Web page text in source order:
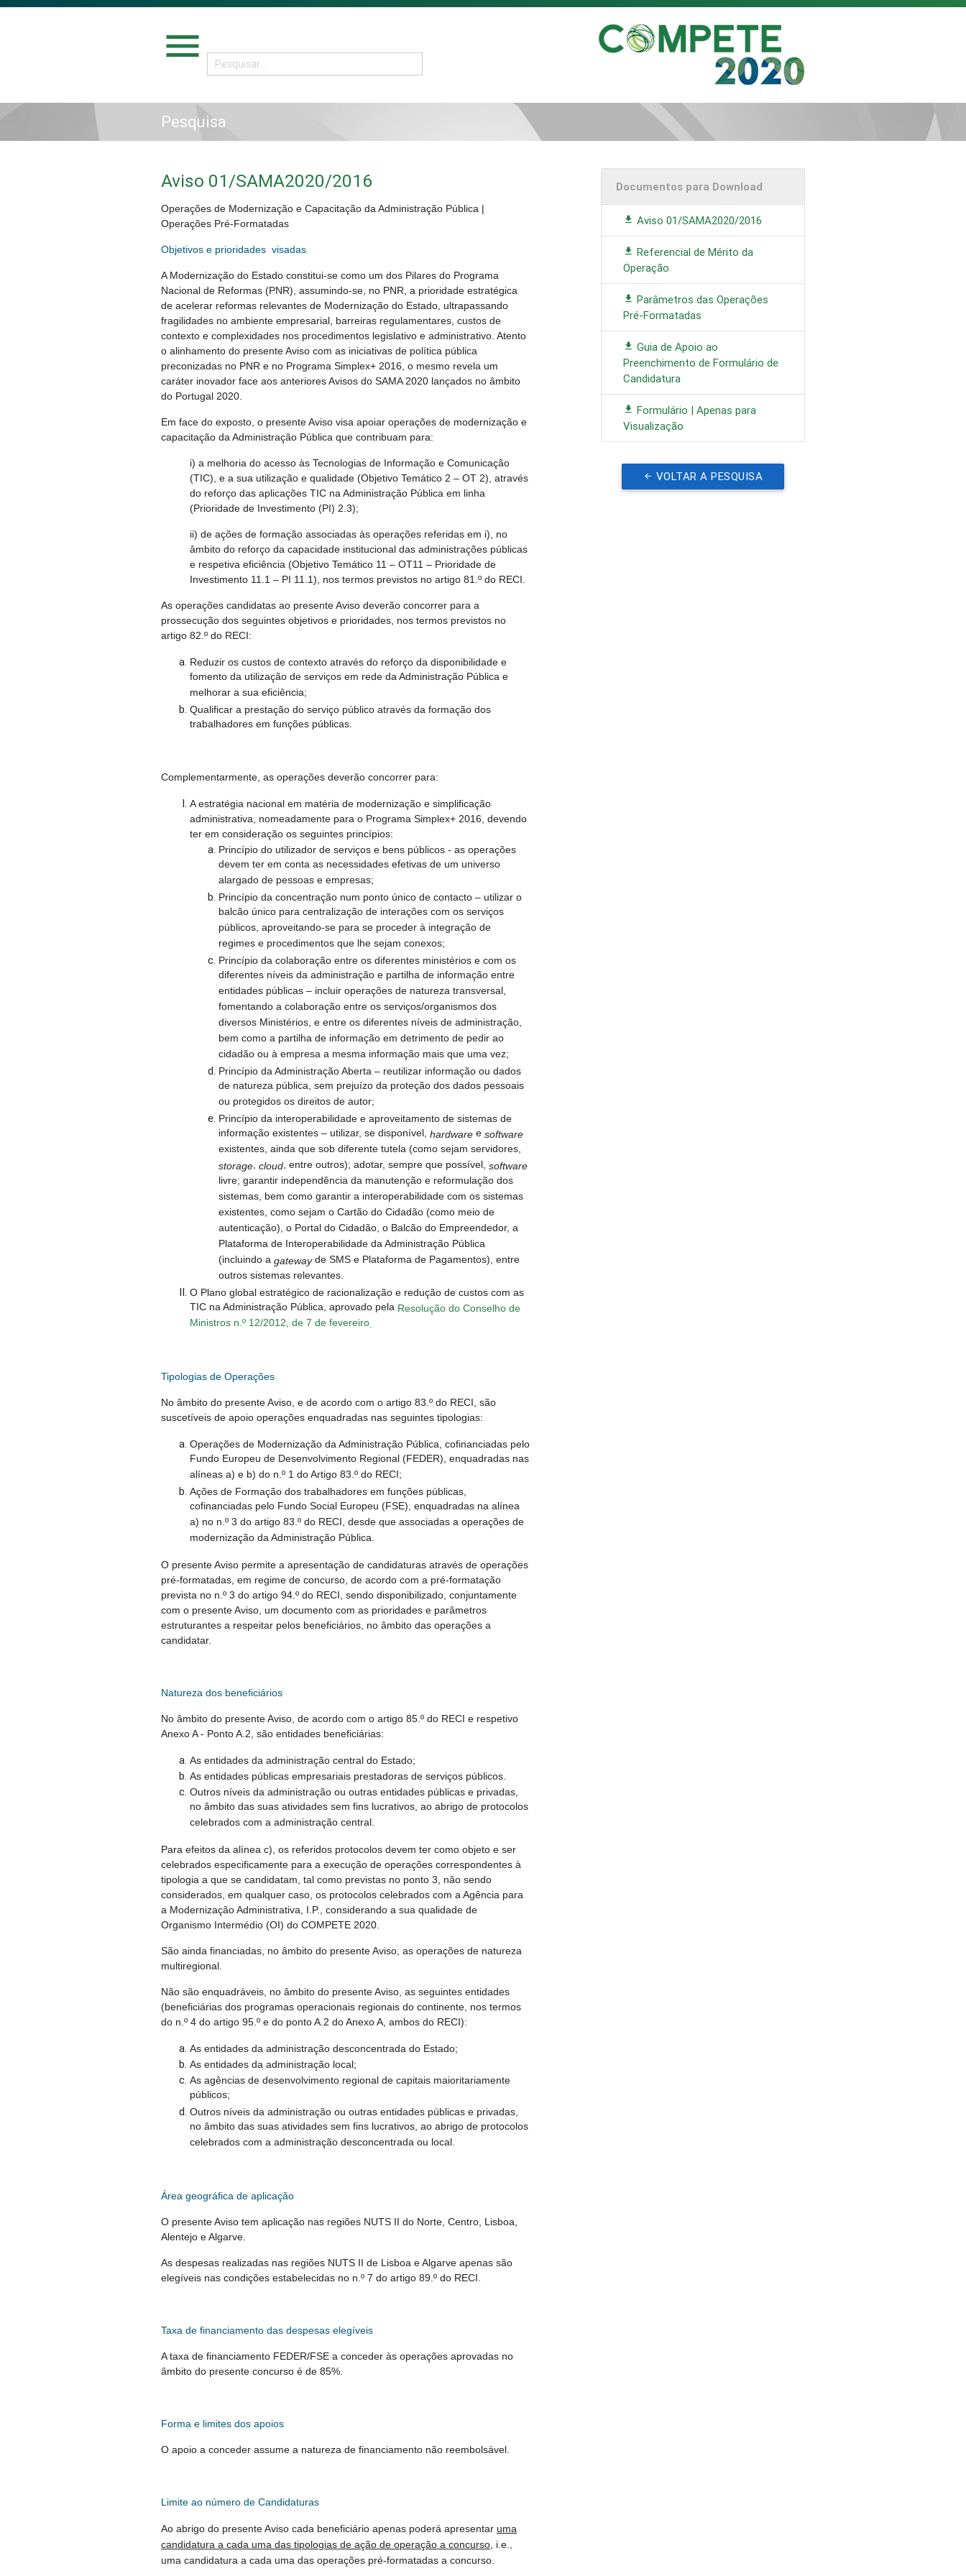
menu
Pesquisa
Aviso 01/SAMA2020/2016
Operações de Modernização e Capacitação da Administração Pública |
Operações Pré-Formatadas
Objetivos e prioridades visadas
A Modernização do Estado constitui-se como um dos Pilares do Programa
Nacional de Reformas (PNR), assumindo-se, no PNR, a prioridade estratégica
de acelerar reformas relevantes de Modernização do Estado, ultrapassando
fragilidades no ambiente empresarial, barreiras regulamentares, custos de
contexto e complexidades nos procedimentos legislativo e administrativo. Atento
o alinhamento do presente Aviso com as iniciativas de política pública
preconizadas no PNR e no Programa Simplex+ 2016, o mesmo revela um
caráter inovador face aos anteriores Avisos do SAMA 2020 lançados no âmbito
do Portugal 2020.
Em face do exposto, o presente Aviso visa apoiar operações de modernização e
capacitação da Administração Pública que contribuam para:
i) a melhoria do acesso às Tecnologias de Informação e Comunicação
(TIC), e a sua utilização e qualidade (Objetivo Temático 2 – OT 2), através
do reforço das aplicações TIC na Administração Pública em linha
(Prioridade de Investimento (PI) 2.3);
ii) de ações de formação associadas às operações referidas em i), no
âmbito do reforço da capacidade institucional das administrações públicas
e respetiva eficiência (Objetivo Temático 11 – OT11 – Prioridade de
Investimento 11.1 – PI 11.1), nos termos previstos no artigo 81.º do RECI.
As operações candidatas ao presente Aviso deverão concorrer para a
prossecução dos seguintes objetivos e prioridades, nos termos previstos no
artigo 82.º do RECI:
Reduzir os custos de contexto através do reforço da disponibilidade e
fomento da utilização de serviços em rede da Administração Pública e
melhorar a sua eficiência;
Qualificar a prestação do serviço público através da formação dos
trabalhadores em funções públicas.
Complementarmente, as operações deverão concorrer para:
A estratégia nacional em matéria de modernização e simplificação
administrativa, nomeadamente para o Programa Simplex+ 2016, devendo
ter em consideração os seguintes princípios:
Princípio do utilizador de serviços e bens públicos - as operações
devem ter em conta as necessidades efetivas de um universo
alargado de pessoas e empresas;
Princípio da concentração num ponto único de contacto – utilizar o
balcão único para centralização de interações com os serviços
públicos, aproveitando-se para se proceder à integração de
regimes e procedimentos que lhe sejam conexos;
Princípio da colaboração entre os diferentes ministérios e com os
diferentes níveis da administração e partilha de informação entre
entidades públicas – incluir operações de natureza transversal,
fomentando a colaboração entre os serviços/organismos dos
diversos Ministérios, e entre os diferentes níveis de administração,
bem como a partilha de informação em detrimento de pedir ao
cidadão ou à empresa a mesma informação mais que uma vez;
Princípio da Administração Aberta – reutilizar informação ou dados
de natureza pública, sem prejuízo da proteção dos dados pessoais
ou protegidos os direitos de autor;
Princípio da interoperabilidade e aproveitamento de sistemas de
informação existentes – utilizar, se disponível,hardware esoftware
existentes, ainda que sob diferente tutela (como sejam servidores,
storage,cloud, entre outros); adotar, sempre que possível,software
livre; garantir independência da manutenção e reformulação dos
sistemas, bem como garantir a interoperabilidade com os sistemas
existentes, como sejam o Cartão do Cidadão (como meio de
autenticação), o Portal do Cidadão, o Balcão do Empreendedor, a
Plataforma de Interoperabilidade da Administração Pública
(incluindo agatewayde SMS e Plataforma de Pagamentos), entre
outros sistemas relevantes.
O Plano global estratégico de racionalização e redução de custos com as
TIC na Administração Pública, aprovado pela Resolução do Conselho de
Ministros n.º 12/2012, de 7 de fevereiro.
Tipologias de Operações
No âmbito do presente Aviso, e de acordo com o artigo 83.º do RECI, são
suscetíveis de apoio operações enquadradas nas seguintes tipologias:
Operações de Modernização da Administração Pública, cofinanciadas pelo
Fundo Europeu de Desenvolvimento Regional (FEDER), enquadradas nas
alíneas a) e b) do n.º 1 do Artigo 83.º do RECI;
Ações de Formação dos trabalhadores em funções públicas,
cofinanciadas pelo Fundo Social Europeu (FSE), enquadradas na alínea
a) no n.º 3 do artigo 83.º do RECI, desde que associadas a operações de
modernização da Administração Pública.
O presente Aviso permite a apresentação de candidaturas através de operações
pré-formatadas, em regime de concurso, de acordo com a pré-formatação
prevista no n.º 3 do artigo 94.º do RECI, sendo disponibilizado, conjuntamente
com o presente Aviso, um documento com as prioridades e parâmetros
estruturantes a respeitar pelos beneficiários, no âmbito das operações a
candidatar.
Natureza dos beneficiários
No âmbito do presente Aviso, de acordo com o artigo 85.º do RECI e respetivo
Anexo A - Ponto A.2, são entidades beneficiárias:
As entidades da administração central do Estado;
As entidades públicas empresariais prestadoras de serviços públicos.
Outros níveis da administração ou outras entidades públicas e privadas,
no âmbito das suas atividades sem fins lucrativos, ao abrigo de protocolos
celebrados com a administração central.
Para efeitos da alínea c), os referidos protocolos devem ter como objeto e ser
celebrados especificamente para a execução de operações correspondentes à
tipologia a que se candidatam, tal como previstas no ponto 3, não sendo
considerados, em qualquer caso, os protocolos celebrados com a Agência para
a Modernização Administrativa, I.P., considerando a sua qualidade de
Organismo Intermédio (OI) do COMPETE 2020.
São ainda financiadas, no âmbito do presente Aviso, as operações de natureza
multiregional.
Não são enquadráveis, no âmbito do presente Aviso, as seguintes entidades
(beneficiárias dos programas operacionais regionais do continente, nos termos
do n.º 4 do artigo 95.º e do ponto A.2 do Anexo A, ambos do RECI):
As entidades da administração desconcentrada do Estado;
As entidades da administração local;
As agências de desenvolvimento regional de capitais maioritariamente
públicos;
Outros níveis da administração ou outras entidades públicas e privadas,
no âmbito das suas atividades sem fins lucrativos, ao abrigo de protocolos
celebrados com a administração desconcentrada ou local.
Área geográfica de aplicação
O presente Aviso tem aplicação nas regiões NUTS II do Norte, Centro, Lisboa,
Alentejo e Algarve.
As despesas realizadas nas regiões NUTS II de Lisboa e Algarve apenas são
elegíveis nas condições estabelecidas no n.º 7 do artigo 89.º do RECI.
Taxa de financiamento das despesas elegíveis
A taxa de financiamento FEDER/FSE a conceder às operações aprovadas no
âmbito do presente concurso é de 85%.
Forma e limites dos apoios
O apoio a conceder assume a natureza de financiamento não reembolsável.
Limite ao número de Candidaturas
Ao abrigo do presente Aviso cada beneficiário apenas poderá apresentar uma
candidatura a cada uma das tipologias de ação de operação a concurso, i.e.,
uma candidatura a cada uma das operações pré-formatadas a concurso.
Documentos para Download
Aviso 01/SAMA2020/2016
Referencial de Mérito da
Operação
Parâmetros das Operações
Pré-Formatadas
Guia de Apoio ao
Preenchimento de Formulário de
Candidatura
Formulário | Apenas para
Visualização
VOLTAR A PESQUISA